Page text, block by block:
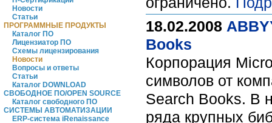
Новости
Статьи
ПРОГРАММНЫЕ ПРОДУКТЫ
Каталог ПО
Лицензиатор ПО
Схемы лицензирования
Новости
Вопросы и ответы
Статьи
Каталог DOWNLOAD
СВОБОДНОЕ ПО/OPEN SOURCE
Каталог свободного ПО
СИСТЕМЫ АВТОМАТИЗАЦИИ
ERP-система iRenaissance
18.02.2008
Books
Корпорация
символов от
Search Books. В
ряда крупных